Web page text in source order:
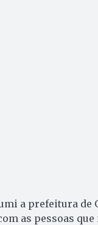
a prefeitura
as pessoas